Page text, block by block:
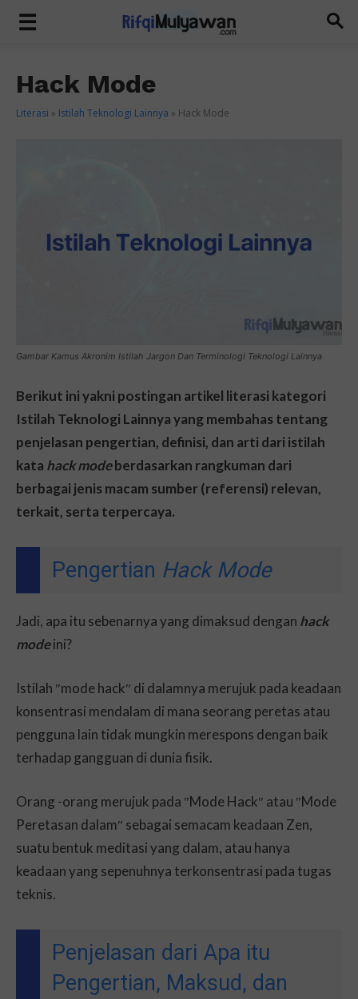
Hack Mode
Literasi » Istilah Teknologi Lainnya » Hack Mode
Gambar Kamus Akronim Istilah Jargon Dan Terminologi Teknologi Lainnya
Berikut ini yakni postingan artikel literasi kategori
Istilah Teknologi Lainnya yang membahas tentang
penjelasan pengertian, definisi, dan arti dari istilah
kata hack modeberdasarkan rangkuman dari
berbagai jenis macam sumber (referensi) relevan,
terkait, serta terpercaya.
Pengertian Hack Mode
Jadi, apa itu sebenarnya yang dimaksud dengan hack
modeini?
Istilah ″mode hack″ di dalamnya merujuk pada keadaan
konsentrasi mendalam di mana seorang peretas atau
pengguna lain tidak mungkin merespons dengan baik
terhadap gangguan di dunia fisik.
Orang -orang merujuk pada ″Mode Hack″ atau ″Mode
Peretasan dalam″ sebagai semacam keadaan Zen,
suatu bentuk meditasi yang dalam, atau hanya
keadaan yang sepenuhnya terkonsentrasi pada tugas
teknis.
Penjelasan dari Apa itu
Pengertian, Maksud, dan